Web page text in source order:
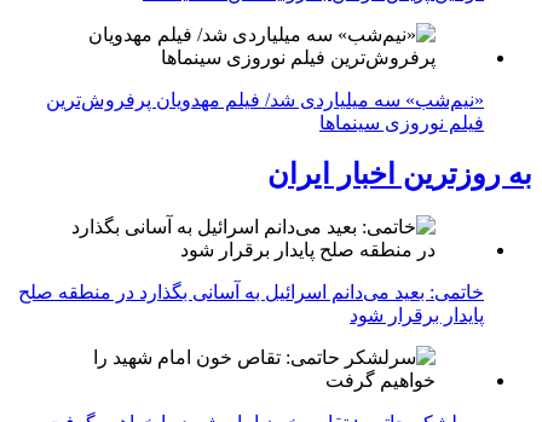
«نیم‌شب» سه میلیاردی شد/ فیلم مهدویان پرفروش‌ترین
فیلم نوروزی سینماها
به روزترین اخبار ایران
خاتمی: بعید می‌دانم اسرائیل به آسانی بگذارد در منطقه صلح
پایدار برقرار شود